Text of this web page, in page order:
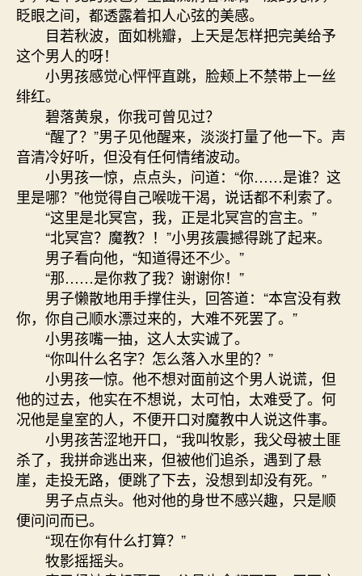
眨眼之间，都透露着扣人心弦的美感。
目若秋波，面如桃瓣，上天是怎样把完美给予
这个男人的呀！
小男孩感觉心怦怦直跳，脸颊上不禁带上一丝
绯红。
碧落黄泉，你我可曾见过？
“醒了？”男子见他醒来，淡淡打量了他一下。声
音清冷好听，但没有任何情绪波动。
小男孩一惊，点点头，问道：“你……是谁？这
里是哪？”他觉得自己喉咙干渴，说话都不利索了。
“这里是北冥宫，我，正是北冥宫的宫主。”
“北冥宫？魔教？！”小男孩震撼得跳了起来。
男子看向他，“知道得还不少。”
“那……是你救了我？谢谢你！”
男子懒散地用手撑住头，回答道：“本宫没有救
你，你自己顺水漂过来的，大难不死罢了。”
小男孩嘴一抽，这人太实诚了。
“你叫什么名字？怎么落入水里的？”
小男孩一惊。他不想对面前这个男人说谎，但
他的过去，他实在不想说，太可怕，太难受了。何
况他是皇室的人，不便开口对魔教中人说这件事。
小男孩苦涩地开口，“我叫牧影，我父母被土匪
杀了，我拼命逃出来，但被他们追杀，遇到了悬
崖，走投无路，便跳了下去，没想到却没有死。”
男子点点头。他对他的身世不感兴趣，只是顺
便问问而已。
“现在你有什么打算？”
牧影摇摇头。